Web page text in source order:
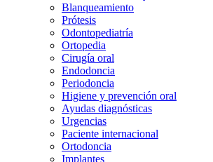
Blanqueamiento
Prótesis
Odontopediatría
Ortopedia
Cirugía oral
Endodoncia
Periodoncia
Higiene y prevención oral
Ayudas diagnósticas
Urgencias
Paciente internacional
Ortodoncia
Implantes